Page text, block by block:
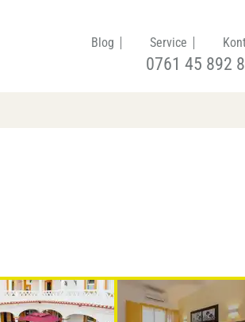
Blog Service
0761 45 892